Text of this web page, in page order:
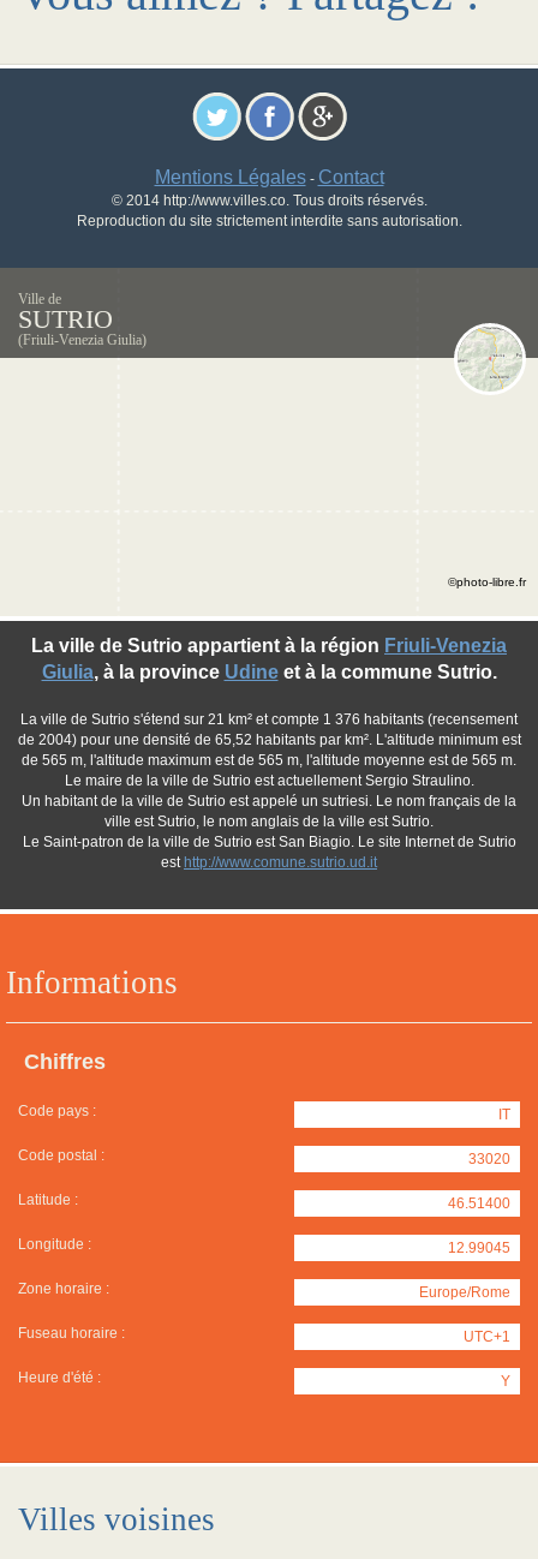
Mentions Légales- Contact
© 2014 http://www.villes.co. Tous droits réservés.
Reproduction du site strictement interdite sans autorisation.
Ville de
SUTRIO
(Friuli-Venezia Giulia)
Informations
Chiffres
Code pays : IT
Code postal : 33020
Latitude : 46.51400
Longitude : 12.99045
Zone horaire : Europe/Rome
Fuseau horaire : UTC+1
Heure d'été : Y
La ville de Sutrio appartient à la région Friuli-Venezia
Giulia, à la province Udineet à la commune Sutrio.
La ville de Sutrio s'étend sur 21 km² et compte 1 376 habitants (recensement
de 2004) pour une densité de 65,52 habitants par km². L'altitude minimum est
de 565 m, l'altitude maximum est de 565 m, l'altitude moyenne est de 565 m.
Le maire de la ville de Sutrio est actuellement Sergio Straulino.
Un habitant de la ville de Sutrio est appelé un sutriesi. Le nom français de la
ville est Sutrio, le nom anglais de la ville est Sutrio.
Le Saint-patron de la ville de Sutrio est San Biagio. Le site Internet de Sutrio
est http://www.comune.sutrio.ud.it
©photo-libre.fr
Villes voisines